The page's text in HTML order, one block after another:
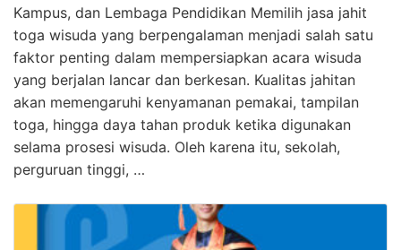
Kampus, dan Lembaga Pendidikan Memilih jasa jahit
toga wisuda yang berpengalaman menjadi salah satu
faktor penting dalam mempersiapkan acara wisuda
yang berjalan lancar dan berkesan. Kualitas jahitan
akan memengaruhi kenyamanan pemakai, tampilan
toga, hingga daya tahan produk ketika digunakan
selama prosesi wisuda. Oleh karena itu, sekolah,
perguruan tinggi, …